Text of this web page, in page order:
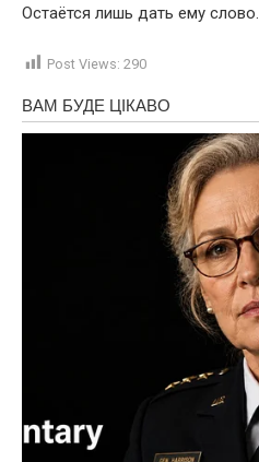
Остаётся лишь дать ему слово.
Post Views: 290